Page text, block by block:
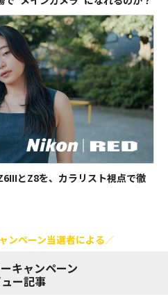
】
場合は、Vookが規定する個人情報管
な取扱いが行われるよう監督を行いま
問い合わせ窓口について】
プログラムにより取得した個人情報
正・追加または削除・利用停止・消去
じます。 開示等に応じる窓口は以下
せ窓口
材の内容が予告なく変更となる場合が
い。
とZ8を、カラリスト視点で徹
ンペーン当選者による
キャンペーン
ー記事